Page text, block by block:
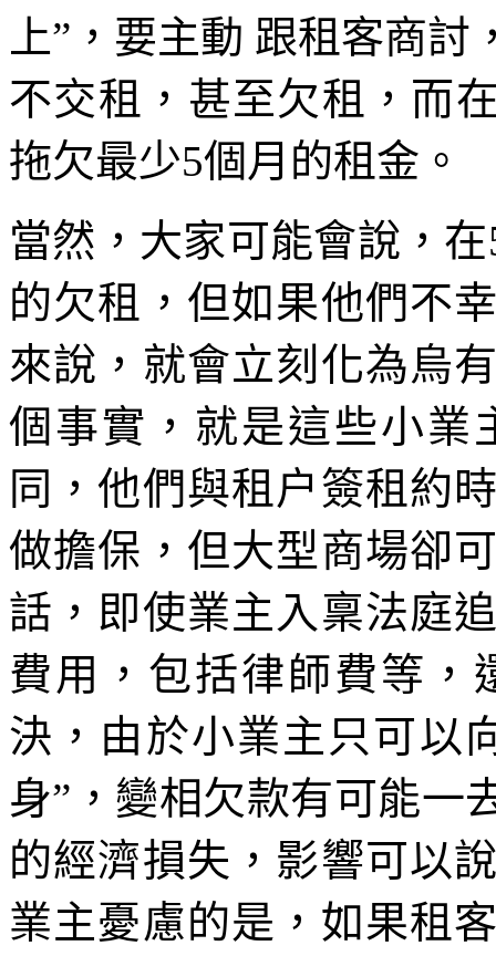
上”，要主動 跟租客商
不交租，甚至欠租，而
拖欠最少5個月的租金。
當然，大家可能會說，
的欠租，但如果他們不
來說，就會立刻化為烏
個事實，就是這些小業
同，他們與租户簽租約
做擔保，但大型商場卻
話，即使業主入稟法庭
費用，包括律師費等，
決，由於小業主只可以
身”，變相欠款有可能一
的經濟損失，影響可以
業主憂慮的是，如果租